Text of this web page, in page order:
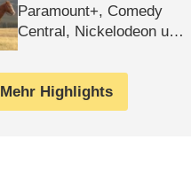
Paramount+, Comedy
Central, Nickelodeon und
Mehr Highlights